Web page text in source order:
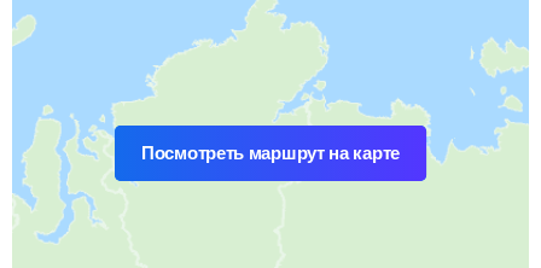
Посмотреть маршрут на карте